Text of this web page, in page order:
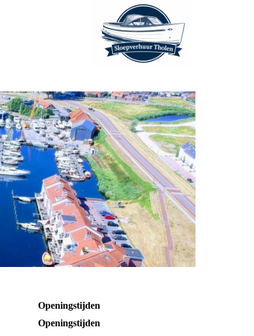
Openingstijden
Openingstijden